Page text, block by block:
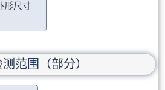
形尺寸
范围（部分）